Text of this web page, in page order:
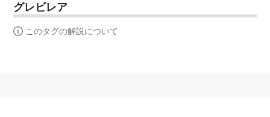
グレビレア
このタグの解説について